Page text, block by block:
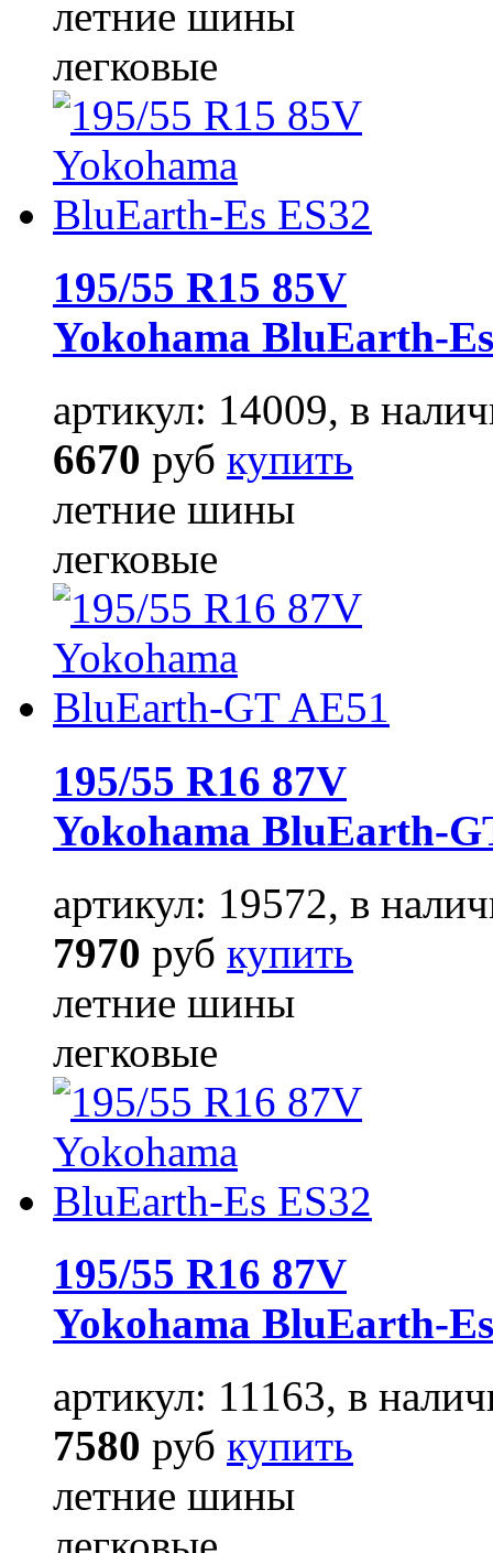
летние шины
легковые
195/55 R15 85V
Yokohama BluEarth-
артикул: 14009, в
6670 руб купить
летние шины
легковые
195/55 R16 87V
Yokohama BluEarth-
артикул: 19572, в
7970 руб купить
летние шины
легковые
195/55 R16 87V
Yokohama BluEarth-
артикул: 11163, в
7580 руб купить
летние шины